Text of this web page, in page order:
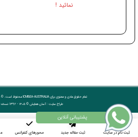
نمائید !
تمام حقوق مادی و معنوی برای ICMBEA-AUSTRALIA محفوظ است. © ۱۴۰۵
طراح سایت :آسان همایش © ۱۴۰۵ - 1392 نسخه 9.11
ثبت نام در سایت ثبت مقاله جدید محورهای کنفرانس